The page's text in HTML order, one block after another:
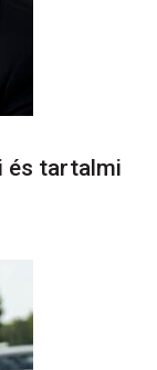
és tartalmi